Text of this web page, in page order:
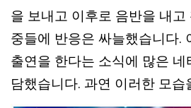
을 보내고 이후로 음반을 내고
중들에 반응은 싸늘했습니다.
출연을 한다는 소식에 많은
담했습니다. 과연 이러한 모습